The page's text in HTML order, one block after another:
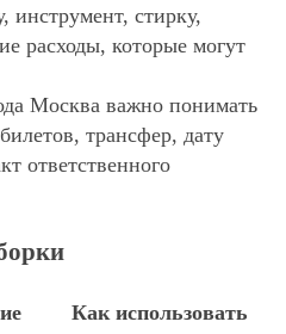
инструмент, стирку,
расходы, которые могут
Москва важно понимать
трансфер, дату
ответственного
Как использовать